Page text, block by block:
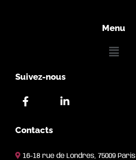
Menu
Suivez-nous
Contacts
16-18 rue de Londres, 75009 Paris